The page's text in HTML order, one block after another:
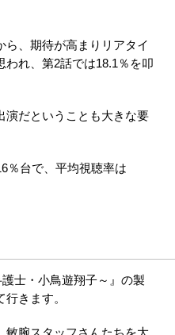
ら、期待が高まりリアタイ
われ、第2話では18.1％を叩
演だということも大きな要
％台で、平均視聴率は
士・小鳥遊翔子～』の製
きます。
敏腕スタッフさんたちを大